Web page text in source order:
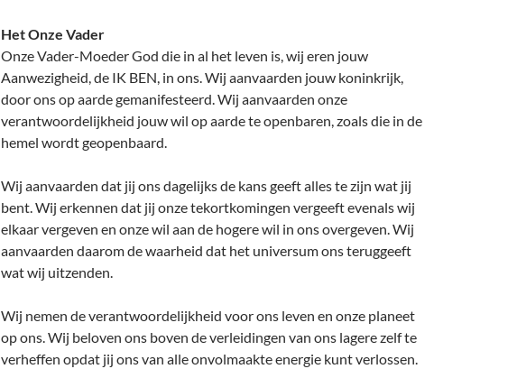
Het Onze Vader
Onze Vader-Moeder God die in al het leven is, wij eren jouw
Aanwezigheid, de IK BEN, in ons. Wij aanvaarden jouw koninkrijk,
door ons op aarde gemanifesteerd. Wij aanvaarden onze
verantwoordelijkheid jouw wil op aarde te openbaren, zoals die in de
hemel wordt geopenbaard.
Wij aanvaarden dat jij ons dagelijks de kans geeft alles te zijn wat jij
bent. Wij erkennen dat jij onze tekortkomingen vergeeft evenals wij
elkaar vergeven en onze wil aan de hogere wil in ons overgeven. Wij
aanvaarden daarom de waarheid dat het universum ons teruggeeft
wat wij uitzenden.
Wij nemen de verantwoordelijkheid voor ons leven en onze planeet
op ons. Wij beloven ons boven de verleidingen van ons lagere zelf te
verheffen opdat jij ons van alle onvolmaakte energie kunt verlossen.